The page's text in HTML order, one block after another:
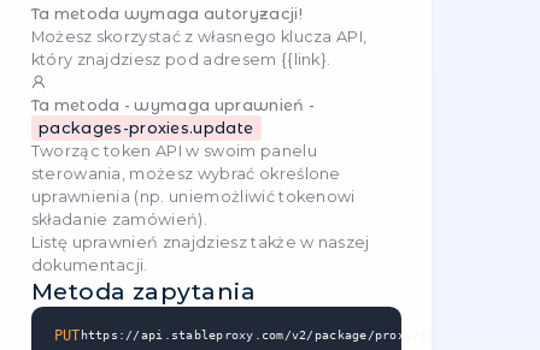
Parametry zapytania
country
string
required
country_code
id
Przykłady kodu
JavaScript